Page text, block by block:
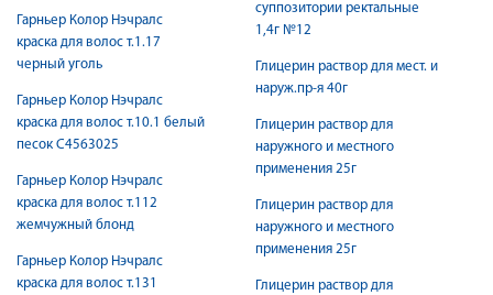
Гарньер Колор Нэчралс
краска для волос т.1.17
черный уголь
Гарньер Колор Нэчралс
краска для волос т.10.1 белый
песок С4563025
Гарньер Колор Нэчралс
краска для волос т.112
жемчужный блонд
Гарньер Колор Нэчралс
краска для волос т.131
суппозитории ректальные
1,4г №12
Глицерин раствор для мест. и
наруж.пр-я 40г
Глицерин раствор для
наружного и местного
применения 25г
Глицерин раствор для
наружного и местного
применения 25г
Глицерин раствор для